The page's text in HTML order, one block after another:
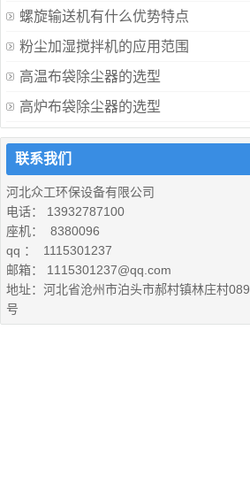
螺旋输送机有什么优势特点
粉尘加湿搅拌机的应用范围
高温布袋除尘器的选型
高炉布袋除尘器的选型
联系我们
河北众工环保设备有限公司
电话： 13932787100
座机： 8380096
qq ： 1115301237
邮箱： 1115301237@qq.com
地址：河北省沧州市泊头市郝村镇林庄村089
号